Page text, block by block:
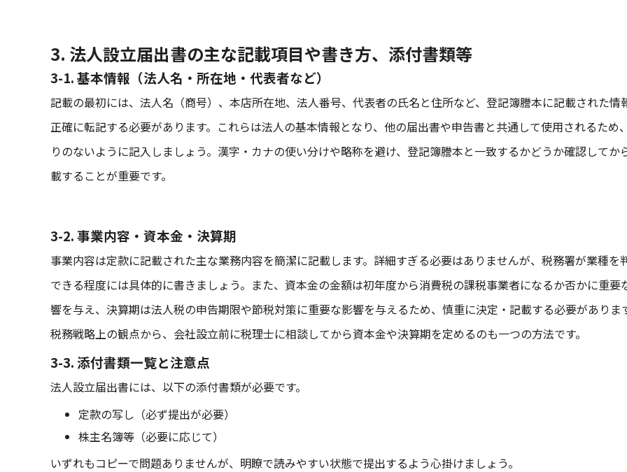
3. 法人設立届出書の主な記載項目や書き方、添付書類等
3-1. 基本情報（法人名・所在地・代表者など）
記載の最初には、法人名（商号）、本店所在地、法人番号、代表者の氏名と住所など、登記簿謄本に記載された情
正確に転記する必要があります。これらは法人の基本情報となり、他の届出書や申告書と共通して使用されるため
りのないように記入しましょう。漢字・カナの使い分けや略称を避け、登記簿謄本と一致するかどうか確認してか
載することが重要です。
3-2. 事業内容・資本金・決算期
事業内容は定款に記載された主な業務内容を簡潔に記載します。詳細すぎる必要はありませんが、税務署が業種を
できる程度には具体的に書きましょう。また、資本金の金額は初年度から消費税の課税事業者になるか否かに重要
響を与え、決算期は法人税の申告期限や節税対策に重要な影響を与えるため、慎重に決定・記載する必要がありま
税務戦略上の観点から、会社設立前に税理士に相談してから資本金や決算期を定めるのも一つの方法です。
3-3. 添付書類一覧と注意点
法人設立届出書には、以下の添付書類が必要です。
定款の写し（必ず提出が必要）
株主名簿等（必要に応じて）
いずれもコピーで問題ありませんが、明瞭で読みやすい状態で提出するよう心掛けましょう。